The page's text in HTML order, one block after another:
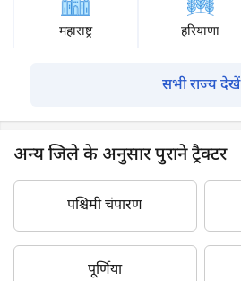
महाराष्ट्र हरियाणा
सभी राज्य देखें
अन्य जिले के अनुसार पुराने ट्रैक्टर
पश्चिमी चंपारण
पूर्णिया